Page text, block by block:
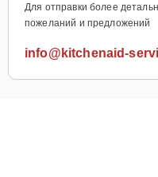
Для отправки более
пожеланий и предложений
info@kitchenaid-